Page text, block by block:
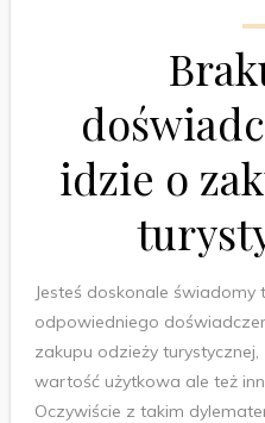
idzie o
Jesteś doskonale świadomy
odpowiedniego
zakupu odzieży
wartość użytkowa ale też
Oczywiście z takim